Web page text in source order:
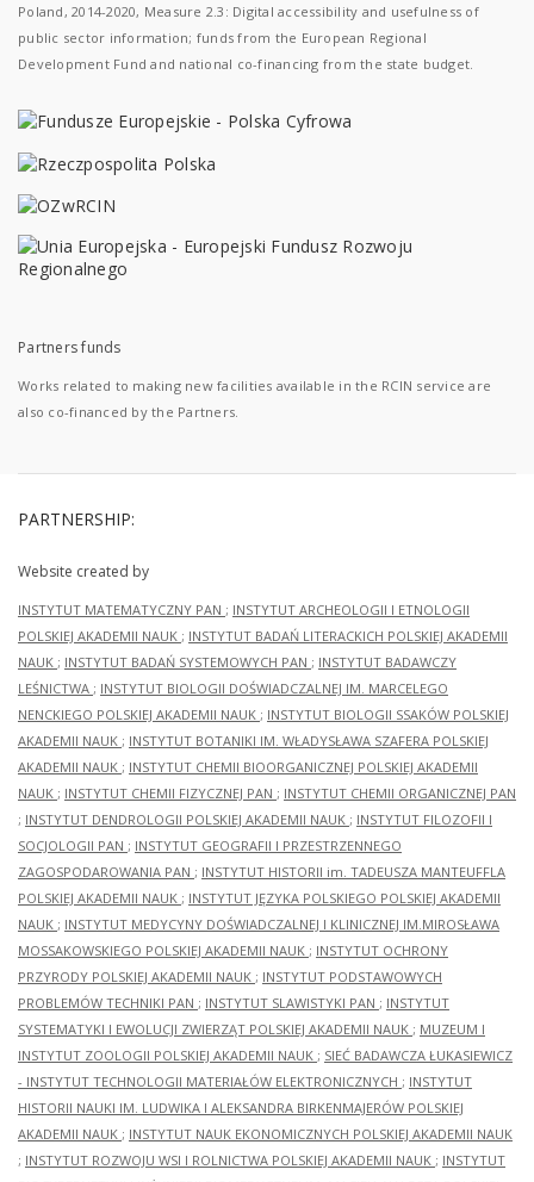
Poland, 2014-2020, Measure 2.3: Digital accessibility and usefulness of
public sector information; funds from the European Regional
Development Fund and national co-financing from the state budget.
Partners funds
Works related to making new facilities available in the RCIN service are
also co-financed by the Partners.
PARTNERSHIP:
Website created by
INSTYTUT MATEMATYCZNY PAN ; INSTYTUT ARCHEOLOGII I ETNOLOGII
POLSKIEJ AKADEMII NAUK ; INSTYTUT BADAŃ LITERACKICH POLSKIEJ AKADEMII
NAUK ; INSTYTUT BADAŃ SYSTEMOWYCH PAN ; INSTYTUT BADAWCZY
LEŚNICTWA ; INSTYTUT BIOLOGII DOŚWIADCZALNEJ IM. MARCELEGO
NENCKIEGO POLSKIEJ AKADEMII NAUK ; INSTYTUT BIOLOGII SSAKÓW POLSKIEJ
AKADEMII NAUK ; INSTYTUT BOTANIKI IM. WŁADYSŁAWA SZAFERA POLSKIEJ
AKADEMII NAUK ; INSTYTUT CHEMII BIOORGANICZNEJ POLSKIEJ AKADEMII
NAUK ; INSTYTUT CHEMII FIZYCZNEJ PAN ; INSTYTUT CHEMII ORGANICZNEJ PAN
; INSTYTUT DENDROLOGII POLSKIEJ AKADEMII NAUK ; INSTYTUT FILOZOFII I
SOCJOLOGII PAN ; INSTYTUT GEOGRAFII I PRZESTRZENNEGO
ZAGOSPODAROWANIA PAN ; INSTYTUT HISTORII im. TADEUSZA MANTEUFFLA
POLSKIEJ AKADEMII NAUK ; INSTYTUT JĘZYKA POLSKIEGO POLSKIEJ AKADEMII
NAUK ; INSTYTUT MEDYCYNY DOŚWIADCZALNEJ I KLINICZNEJ IM.MIROSŁAWA
MOSSAKOWSKIEGO POLSKIEJ AKADEMII NAUK ; INSTYTUT OCHRONY
PRZYRODY POLSKIEJ AKADEMII NAUK ; INSTYTUT PODSTAWOWYCH
PROBLEMÓW TECHNIKI PAN ; INSTYTUT SLAWISTYKI PAN ; INSTYTUT
SYSTEMATYKI I EWOLUCJI ZWIERZĄT POLSKIEJ AKADEMII NAUK ; MUZEUM I
INSTYTUT ZOOLOGII POLSKIEJ AKADEMII NAUK ; SIEĆ BADAWCZA ŁUKASIEWICZ
- INSTYTUT TECHNOLOGII MATERIAŁÓW ELEKTRONICZNYCH ; INSTYTUT
HISTORII NAUKI IM. LUDWIKA I ALEKSANDRA BIRKENMAJERÓW POLSKIEJ
AKADEMII NAUK ; INSTYTUT NAUK EKONOMICZNYCH POLSKIEJ AKADEMII NAUK
; INSTYTUT ROZWOJU WSI I ROLNICTWA POLSKIEJ AKADEMII NAUK ; INSTYTUT